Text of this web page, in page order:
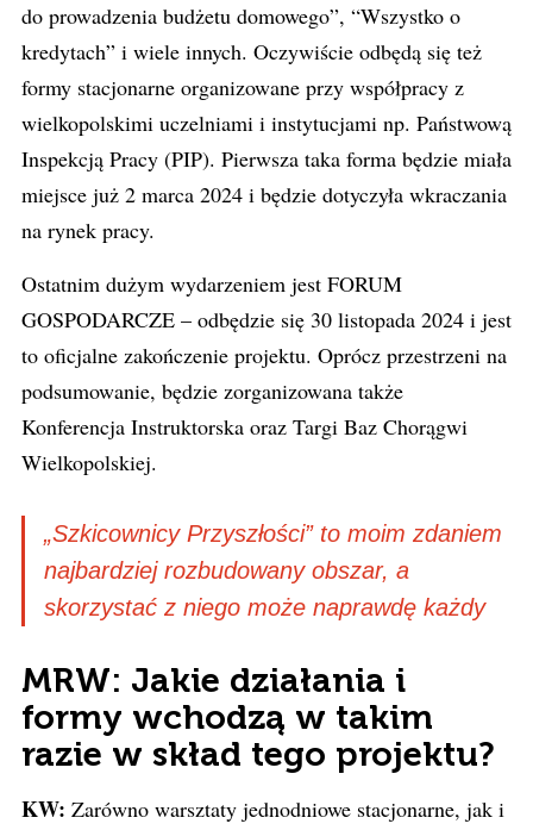
do prowadzenia budżetu domowego”, “Wszystko o
kredytach” i wiele innych. Oczywiście odbędą się też
formy stacjonarne organizowane przy współpracy z
wielkopolskimi uczelniami i instytucjami np. Państwową
Inspekcją Pracy (PIP). Pierwsza taka forma będzie miała
miejsce już 2 marca 2024 i będzie dotyczyła wkraczania
na rynek pracy.
Ostatnim dużym wydarzeniem jest FORUM
GOSPODARCZE – odbędzie się 30 listopada 2024 i jest
to oficjalne zakończenie projektu. Oprócz przestrzeni na
podsumowanie, będzie zorganizowana także
Konferencja Instruktorska oraz Targi Baz Chorągwi
Wielkopolskiej.
„Szkicownicy Przyszłości” to moim zdaniem
najbardziej rozbudowany obszar, a
skorzystać z niego może naprawdę każdy
MRW: Jakie działania i
formy wchodzą w takim
razie w skład tego projektu?
KW: Zarówno warsztaty jednodniowe stacjonarne, jak i